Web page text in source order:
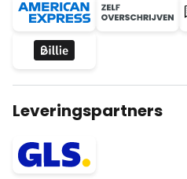
Leveringspartners